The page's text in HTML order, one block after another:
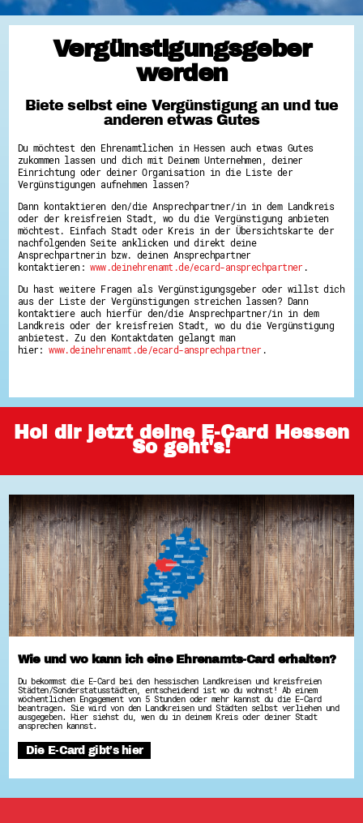
Vergünstigungsgeber
werden
Biete selbst eine Vergünstigung an und tue
anderen etwas Gutes
Du möchtest den Ehrenamtlichen in Hessen auch etwas Gutes
zukommen lassen und dich mit Deinem Unternehmen, deiner
Einrichtung oder deiner Organisation in die Liste der
Vergünstigungen aufnehmen lassen?
Dann kontaktieren den/die Ansprechpartner/in in dem Landkreis
oder der kreisfreien Stadt, wo du die Vergünstigung anbieten
möchtest. Einfach Stadt oder Kreis in der Übersichtskarte der
nachfolgenden Seite anklicken und direkt deine
Ansprechpartnerin bzw. deinen Ansprechpartner
kontaktieren:www.deinehrenamt.de/ecard-ansprechpartner .
Du hast weitere Fragen als Vergünstigungsgeber oder willst dich
aus der Liste der Vergünstigungen streichen lassen? Dann
kontaktiere auch hierfür den/die Ansprechpartner/in in dem
Landkreis oder der kreisfreien Stadt, wo du die Vergünstigung
anbietest. Zu den Kontaktdaten gelangt man
hier:www.deinehrenamt.de/ecard-ansprechpartner .
Hol dir jetzt deine E-Card Hessen
So geht's!
Wie und wo kann ich eine Ehrenamts-Card erhalten?
Du bekommst die E-Card bei den hessischen Landkreisen und kreisfreien
Städten/Sonderstatusstädten, entscheidend ist wo du wohnst! Ab einem
wöchentlichen Engagement von 5 Stunden oder mehr kannst du die E-Card
beantragen. Sie wird von den Landkreisen und Städten selbst verliehen und
ausgegeben. Hier siehst du, wen du in deinem Kreis oder deiner Stadt
ansprechen kannst.
Die E-Card gibt’s hier